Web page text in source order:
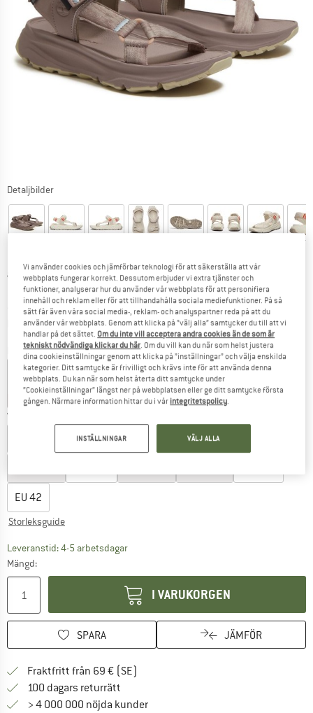
Detaljbilder
Ursprungligt pris :
84,95€
Pris:
59,47€ inkl. moms
KR649,65
plus fraktkostnaderInformation om fraktkostnader. Öppnas i en inforuta
Färg:Light Purple Webbing
25% 30%
Välj en storlek:
EU37 EU38
EU 42
Storleksguide
Leveranstid: 4-5 arbetsdagarLänken öppnas i en inforuta och innehåller
Mängd:
I VARUKORGEN
SPARA JÄMFÖR
Fraktfritt från 69 € (SE)
100 dagars returrätt
> 4 000 000 nöjda kunder
Vi använder cookies och jämförbar teknologi för att säkerställa att vår
webbplats fungerar korrekt. Dessutom erbjuder vi extra tjänster och
funktioner, analyserar hur du använder vår webbplats för att personifiera
innehåll och reklam eller för att tillhandahålla sociala mediefunktioner. På så
sätt får även våra social media-, reklam- och analyspartner reda på att du
använder vår webbplats. Genom att klicka på ”välj alla” samtycker du till att vi
handlar på det sättet. Om du inte vill acceptera andra cookies än de som är
tekniskt nödvändiga klickar du här. Om du vill kan du när som helst justera
dina cookieinställningar genom att klicka på ”inställningar” och välja enskilda
kategorier. Ditt samtycke är frivilligt och krävs inte för att använda denna
webbplats. Du kan när som helst återta ditt samtycke under
”Cookieinställningar” längst ner på webbplatsen eller ge ditt samtycke första
gången. Närmare information hittar du i vår integritetspolicy.
INSTÄLLNINGAR VÄLJ ALLA